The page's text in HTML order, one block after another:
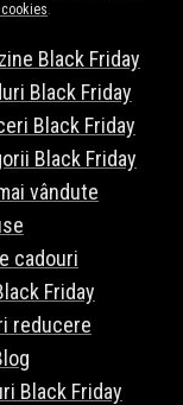
.
Black Friday
Black Friday
Black Friday
Black Friday
vândute
cadouri
Friday
reducere
Black Friday